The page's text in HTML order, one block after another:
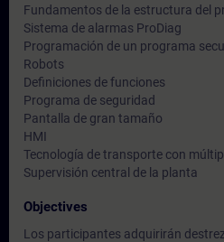
Fundamentos de la estructura del
Sistema de alarmas ProDiag
Programación de un programa
Robots
Definiciones de funciones
Programa de seguridad
Pantalla de gran tamaño
HMI
Tecnología de transporte con
Supervisión central de la planta
Objectives
Los participantes adquirirán